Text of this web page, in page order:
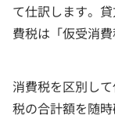
て仕訳します。
費税は「仮受消
消費税を区別し
税の合計額を随